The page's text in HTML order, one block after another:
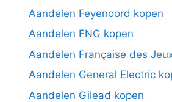
Aandelen Feyenoord kopen
Aandelen FNG kopen
Aandelen Française des
Aandelen General Electric
Aandelen Gilead kopen